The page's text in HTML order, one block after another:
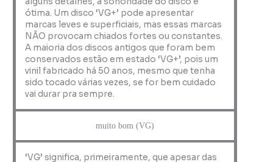
ótima. Um disco ‘VG+’ pode apresentar
marcas leves e superficiais, mas essas marcas
NÃO provocam chiados fortes ou constantes.
A maioria dos discos antigos que foram bem
conservados estão em estado ‘VG+’, pois um
vinil fabricado há 50 anos, mesmo que tenha
sido tocado várias vezes, se for bem cuidado
vai durar pra sempre.
muito bom (VG)
‘VG’ significa, primeiramente, que apesar das